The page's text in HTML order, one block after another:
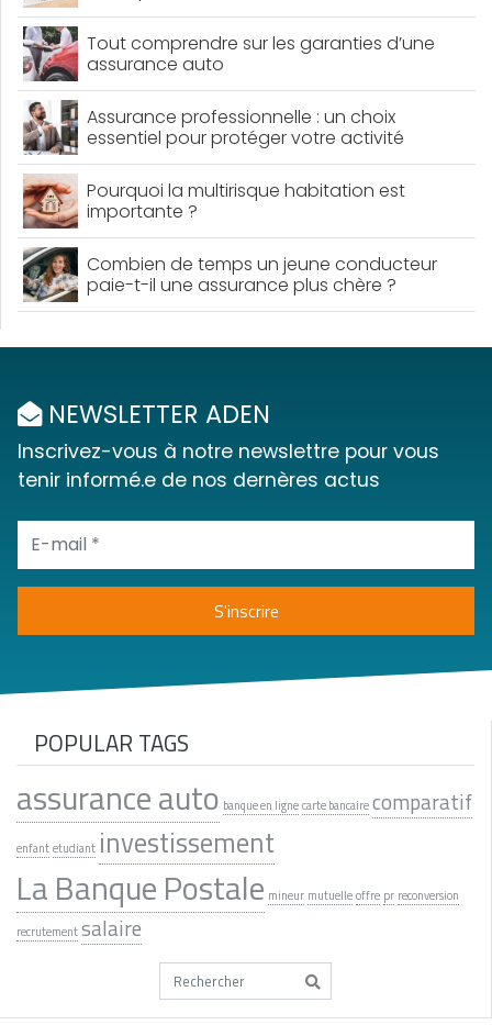
Tout comprendre sur les garanties d’une
assurance auto
Assurance professionnelle : un choix
essentiel pour protéger votre activité
Pourquoi la multirisque habitation est
importante ?
Combien de temps un jeune conducteur
paie-t-il une assurance plus chère ?
NEWSLETTER ADEN
Inscrivez-vous à notre newslettre pour vous
tenir informé.e de nos dernères actus
POPULAR TAGS
assurance auto banque en lignecarte bancairecomparatif
enfantetudiant investissement
La Banque Postale mineur mutuelleoffre pr reconversion
recrutementsalaire
Tapez votre recherche